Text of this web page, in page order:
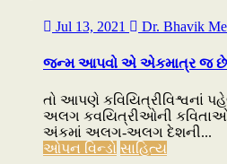
Jul 13, 2021 Dr. Bhavik
જન્મ આપવો એ એકમાત્ર જ છે
તો આપણે કવિયિત્રીવિશ્વનાં
અલગ કવયિત્રીઓની
અંકમાં અલગ-અલગ દેશની...
ઓપન વિન્ડો સાહિત્ય